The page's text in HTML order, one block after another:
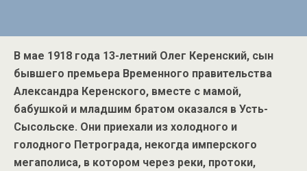
В мае 1918 года 13-летний Олег Керенский, сын
бывшего премьера Временного правительства
Александра Керенского, вместе с мамой,
бабушкой и младшим братом оказался в Усть-
Сысольске. Они приехали из холодного и
голодного Петрограда, некогда имперского
мегаполиса, в котором через реки, протоки,